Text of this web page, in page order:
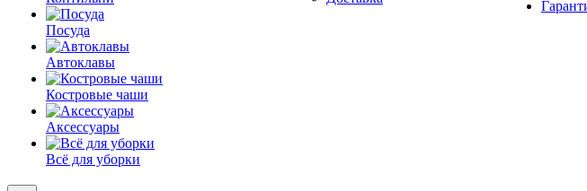
Посуда
Автоклавы
Костровые чаши
Аксессуары
Всё для уборки